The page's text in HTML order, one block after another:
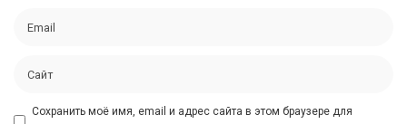
Сохранить моё имя, email и адрес сайта в этом браузере для